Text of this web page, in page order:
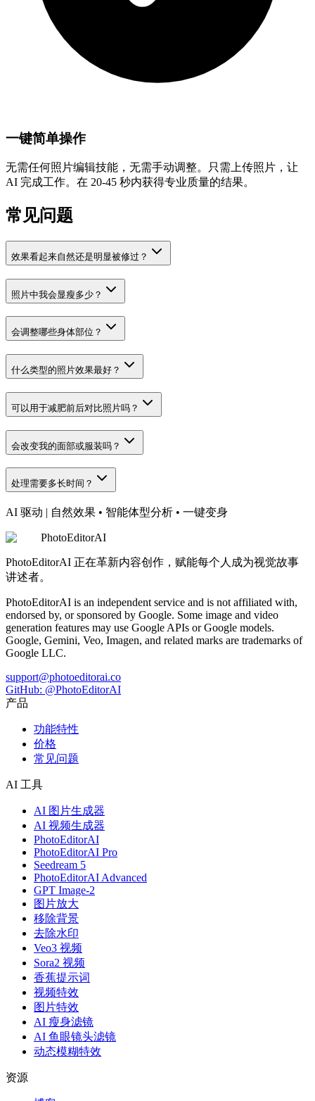
一键简单操作
无需任何照片编辑技能，无需手动调整。只需上传照片，让
AI 完成工作。在 20-45 秒内获得专业质量的结果。
常见问题
效果看起来自然还是明显被修过？
照片中我会显瘦多少？
会调整哪些身体部位？
什么类型的照片效果最好？
可以用于减肥前后对比照片吗？
会改变我的面部或服装吗？
处理需要多长时间？
AI 驱动 | 自然效果 • 智能体型分析 • 一键变身
PhotoEditorAI
PhotoEditorAI 正在革新内容创作，赋能每个人成为视觉故事
讲述者。
PhotoEditorAI is an independent service and is not affiliated with,
endorsed by, or sponsored by Google. Some image and video
generation features may use Google APIs or Google models.
Google, Gemini, Veo, Imagen, and related marks are trademarks of
Google LLC.
support@photoeditorai.co
GitHub: @PhotoEditorAI
产品
功能特性
价格
常见问题
AI 工具
AI 图片生成器
AI 视频生成器
PhotoEditorAI
PhotoEditorAI Pro
Seedream 5
PhotoEditorAI Advanced
GPT Image-2
图片放大
移除背景
去除水印
Veo3 视频
Sora2 视频
香蕉提示词
视频特效
图片特效
AI 瘦身滤镜
AI 鱼眼镜头滤镜
动态模糊特效
资源